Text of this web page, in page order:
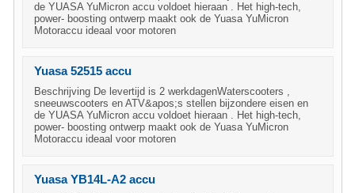
de YUASA YuMicron accu voldoet hieraan . Het high-tech,
power- boosting ontwerp maakt ook de Yuasa YuMicron
Motoraccu ideaal voor motoren
Yuasa 52515 accu
Beschrijving De levertijd is 2 werkdagenWaterscooters ,
sneeuwscooters en ATV&apos;s stellen bijzondere eisen en
de YUASA YuMicron accu voldoet hieraan . Het high-tech,
power- boosting ontwerp maakt ook de Yuasa YuMicron
Motoraccu ideaal voor motoren
Yuasa YB14L-A2 accu